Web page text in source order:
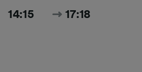
14:15 17:18